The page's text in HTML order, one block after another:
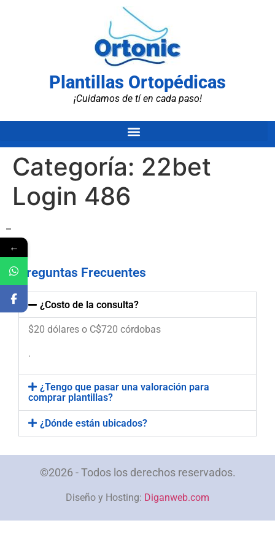
Plantillas Ortopédicas
¡Cuidamos de tí en cada paso!
Categoría: 22bet
Login 486
–
Preguntas Frecuentes
¿Costo de la consulta?
$20 dólares o C$720 córdobas
.
¿Tengo que pasar una valoración para
comprar plantillas?
¿Dónde están ubicados?
©2026 - Todos los derechos reservados.
Diseño y Hosting: Diganweb.com
←